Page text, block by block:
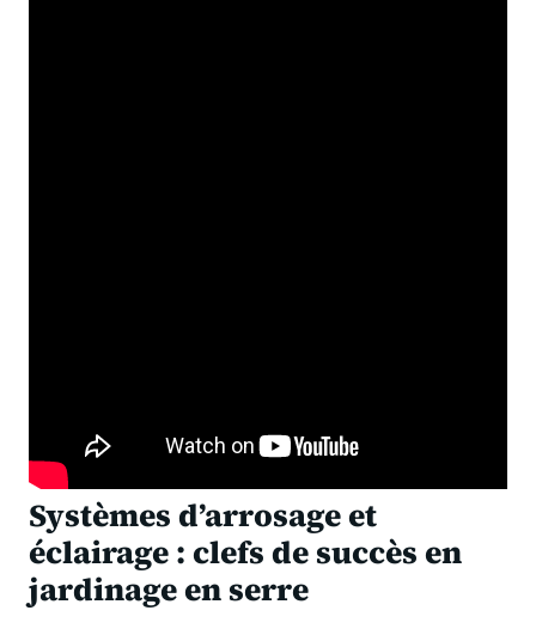
Systèmes d’arrosage et
éclairage : clefs de succès en
jardinage en serre